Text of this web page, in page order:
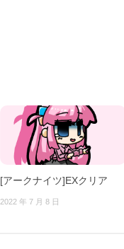
[アークナイツ]EXクリア
2022 年 7 月 8 日